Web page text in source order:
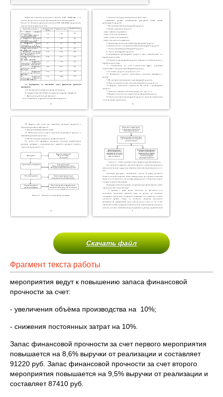
Скачать файл
Фрагмент текста работы
мероприятия ведут к повышению запаса финансовой
прочности за счет:
- увеличения объёма производства на 10%;
- снижения постоянных затрат на 10%.
Запас финансовой прочности за счет первого мероприятия
повышается на 8,6% выручки от реализации и составляет
91220 руб. Запас финансовой прочности за счет второго
мероприятия повышается на 9,5% выручки от реализации и
составляет 87410 руб.